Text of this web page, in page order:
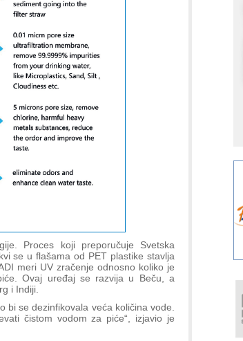
Proces koji preporučuje Svetska
se u flašama od PET plastike stavlja
meri UV zračenje odnosno koliko je
Ovaj uređaj se razvija u Beču, a
i Indiji.
bi se dezinfikovala veća količina vode.
čistom vodom za piće“, izjavio je